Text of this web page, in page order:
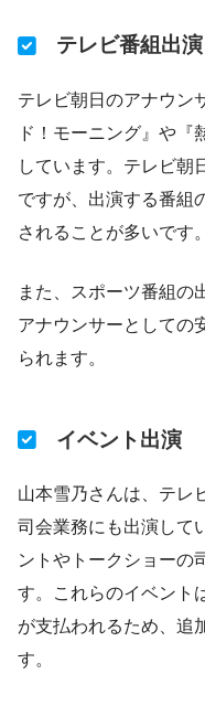
テレビ番組出演
テレビ朝日のアナウン
ド！モーニング』や『
しています。テレビ朝
ですが、出演する番組
されることが多いです。
また、スポーツ番組の
アナウンサーとしての
られます。
イベント出演
山本雪乃さんは、テレ
司会業務にも出演して
ントやトークショーの
す。これらのイベント
が支払われるため、追
す。